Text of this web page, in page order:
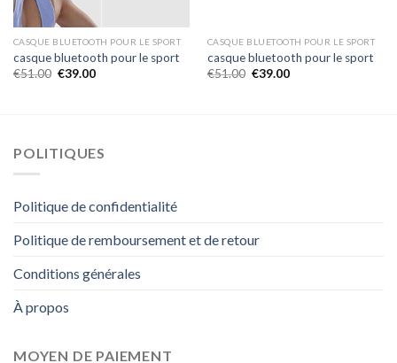
CASQUE BLUETOOTH POUR LE SPORT
casque bluetooth pour le sport
€51.00 €39.00
CASQUE BLUETOOTH POUR LE SPORT
casque bluetooth pour le sport
€51.00 €39.00
POLITIQUES
Politique de confidentialité
Politique de remboursement et de retour
Conditions générales
À propos
MOYEN DE PAIEMENT